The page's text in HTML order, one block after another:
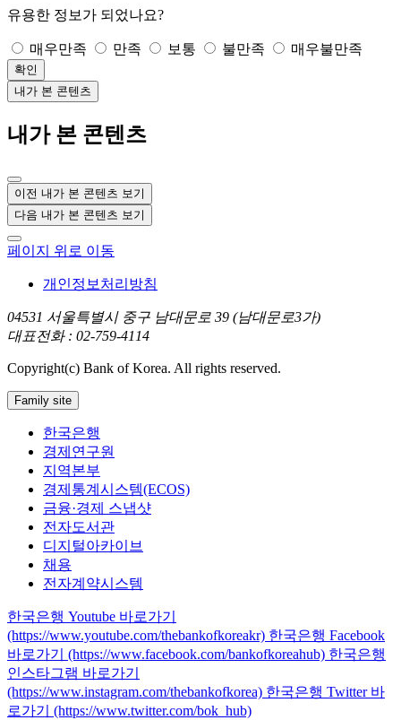
유용한 정보가 되었나요?
매우만족 만족 보통 불만족 매우불만족
확인
내가 본 콘텐츠
내가 본 콘텐츠
이전 내가 본 콘텐츠 보기
다음 내가 본 콘텐츠 보기
페이지 위로 이동
개인정보처리방침
04531 서울특별시 중구 남대문로 39 (남대문로3가)
대표전화 : 02-759-4114
Copyright(c) Bank of Korea. All rights reserved.
Family site
한국은행
경제연구원
지역본부
경제통계시스템(ECOS)
금융·경제 스냅샷
전자도서관
디지털아카이브
채용
전자계약시스템
한국은행 Youtube 바로가기
(https://www.youtube.com/thebankofkoreakr) 한국은행 Facebook
바로가기 (https://www.facebook.com/bankofkoreahub) 한국은행
인스타그램 바로가기
(https://www.instagram.com/thebankofkorea) 한국은행 Twitter 바
로가기 (https://www.twitter.com/bok_hub)